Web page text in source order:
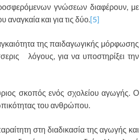
γνώσεων διαφέρουν, με
αναγκαία και για τις δύο.[5]
της παιδαγωγικής μόρφωσης
λόγους, για να υποστηρίξει την
σκοπός ενός σχολείου αγωγής. Ο
του ανθρώπου.
στη διαδικασία της αγωγής και